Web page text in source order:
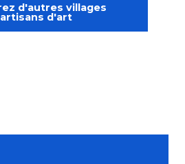
d'autres villages
d'art